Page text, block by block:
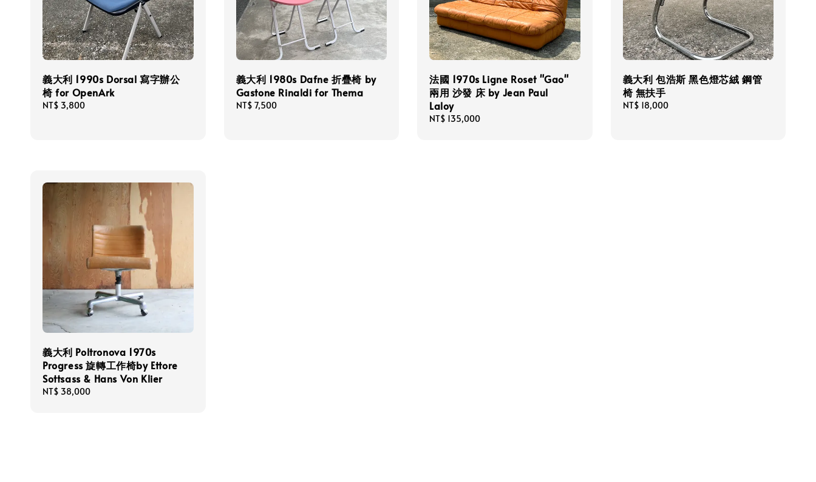
義大利 1990s Dorsal 寫字辦公
椅 for OpenArk
Regular
NT$ 3,800
義大利 1980s Dafne 折疊椅 by
Gastone Rinaldi for Thema
Regular
NT$ 7,500
法國 1970s Ligne Roset "Gao"
兩用 沙發 床 by Jean Paul
Laloy
Regular
NT$ 135,000
義大利 包浩斯 黑色燈芯絨 鋼管
椅 無扶手
Regular
NT$ 18,000
義大利 Poltronova 1970s
Progress 旋轉工作椅by Ettore
Sottsass & Hans Von Klier
Regular
NT$ 38,000